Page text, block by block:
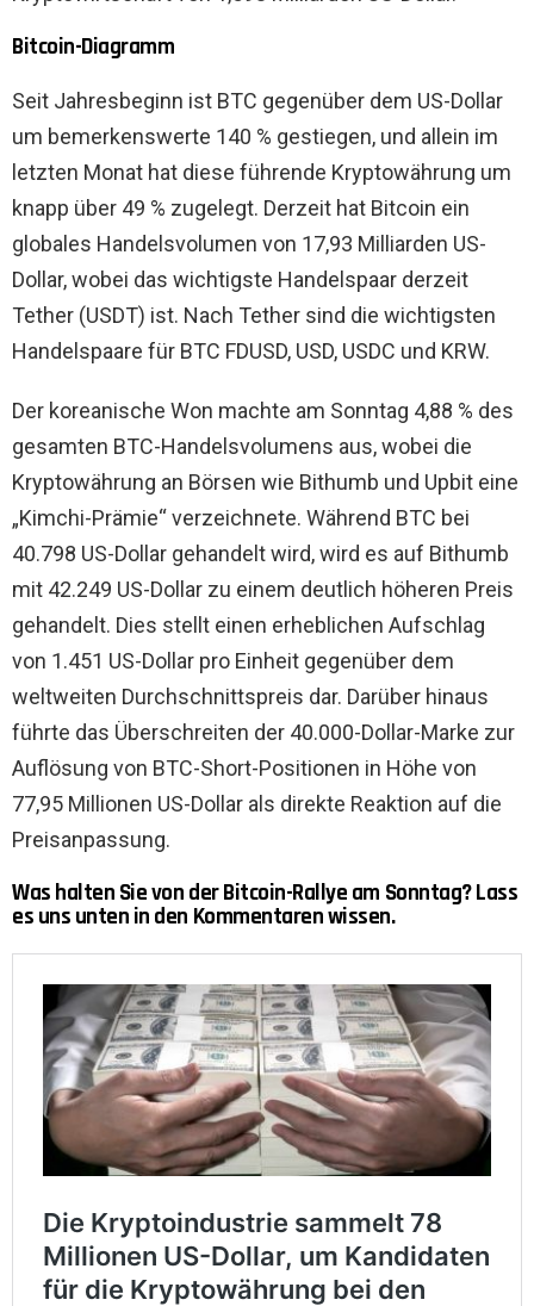
Bitcoin-Diagramm
Seit Jahresbeginn ist BTC gegenüber dem US-Dollar
um bemerkenswerte 140 % gestiegen, und allein im
letzten Monat hat diese führende Kryptowährung um
knapp über 49 % zugelegt. Derzeit hat Bitcoin ein
globales Handelsvolumen von 17,93 Milliarden US-
Dollar, wobei das wichtigste Handelspaar derzeit
Tether (USDT) ist. Nach Tether sind die wichtigsten
Handelspaare für BTC FDUSD, USD, USDC und KRW.
Der koreanische Won machte am Sonntag 4,88 % des
gesamten BTC-Handelsvolumens aus, wobei die
Kryptowährung an Börsen wie Bithumb und Upbit eine
„Kimchi-Prämie“ verzeichnete. Während BTC bei
40.798 US-Dollar gehandelt wird, wird es auf Bithumb
mit 42.249 US-Dollar zu einem deutlich höheren Preis
gehandelt. Dies stellt einen erheblichen Aufschlag
von 1.451 US-Dollar pro Einheit gegenüber dem
weltweiten Durchschnittspreis dar. Darüber hinaus
führte das Überschreiten der 40.000-Dollar-Marke zur
Auflösung von BTC-Short-Positionen in Höhe von
77,95 Millionen US-Dollar als direkte Reaktion auf die
Preisanpassung.
Was halten Sie von der Bitcoin-Rallye am Sonntag? Lass
es uns unten in den Kommentaren wissen.